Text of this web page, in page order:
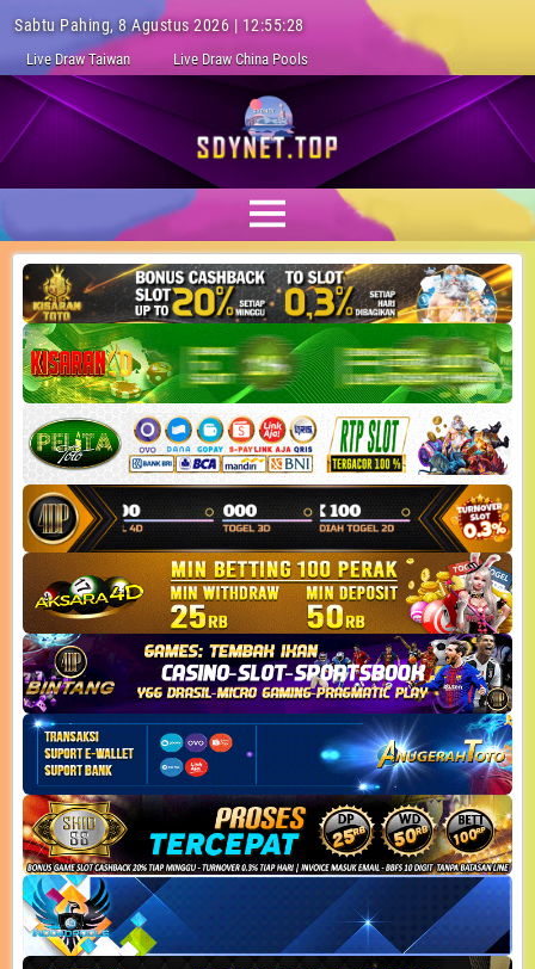
Sabtu Pahing, 8 Agustus 2026 | 12:55:29
Live Draw Taiwan Live Draw China Pools